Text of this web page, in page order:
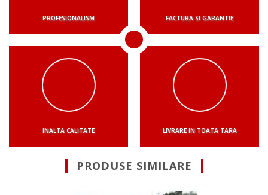
PROFESIONALISM FACTURA SI GARANTIE
INALTA CALITATE LIVRARE IN TOATA TARA
PRODUSE SIMILARE